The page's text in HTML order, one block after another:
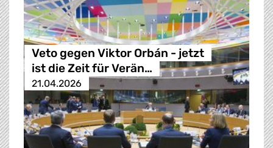
Veto gegen Viktor Orbán - jetzt
ist die Zeit für Verän…
21.04.2026